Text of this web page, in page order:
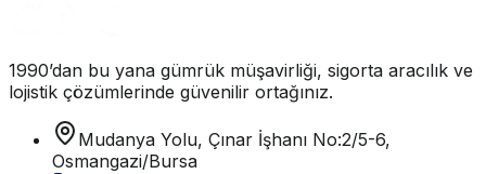
1990’dan bu yana gümrük müşavirliği, sigorta aracılık ve
lojistik çözümlerinde güvenilir ortağınız.
Mudanya Yolu, Çınar İşhanı No:2/5-6,
Osmangazi/Bursa